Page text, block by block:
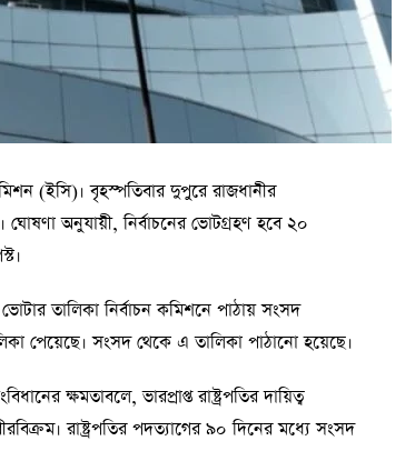
(ইসি)। বৃহস্পতিবার দুপুরে রাজধানীর
অনুযায়ী, নির্বাচনের ভোটগ্রহণ হবে ২০
তালিকা নির্বাচন কমিশনে পাঠায় সংসদ
পেয়েছে। সংসদ থেকে এ তালিকা পাঠানো হয়েছে।
ক্ষমতাবলে, ভারপ্রাপ্ত রাষ্ট্রপতির দায়িত্ব
রাষ্ট্রপতির পদত্যাগের ৯০ দিনের মধ্যে সংসদ